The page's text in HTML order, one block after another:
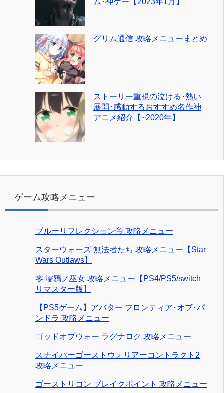
グリム通信 攻略メニューまとめ
ストーリー重視の泣ける･熱い
展開･感動するおすすめ名作神
アニメ紹介【~2020年】
ゲーム攻略メニュー
ブルーリフレクション帝 攻略メニュー
スターウォーズ 無法者たち 攻略メニュー【Star
Wars Outlaws】
零 濡鴉ノ巫女 攻略メニュー【PS4/PS5/switch
リマスター版】
【PS5ゲーム】アバター フロンティア･オブ･パ
ンドラ 攻略メニュー
ゴッドオブウォー ラグナロク 攻略メニュー
スナイパーゴーストウォリアーコントラクト2
攻略メニュー
ゴーストリコン ブレイクポイント 攻略メニュー